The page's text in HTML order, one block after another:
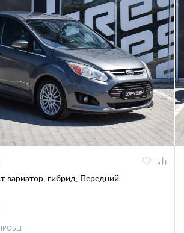
вариатор, гибрид, Передний